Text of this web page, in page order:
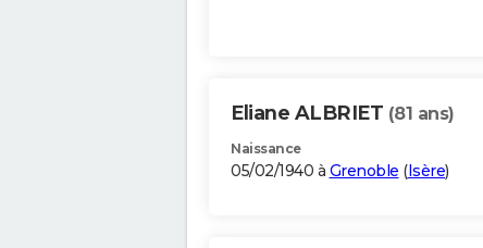
Eliane ALBRIET (81 ans)
Naissance
05/02/1940 à Grenoble (Isère)